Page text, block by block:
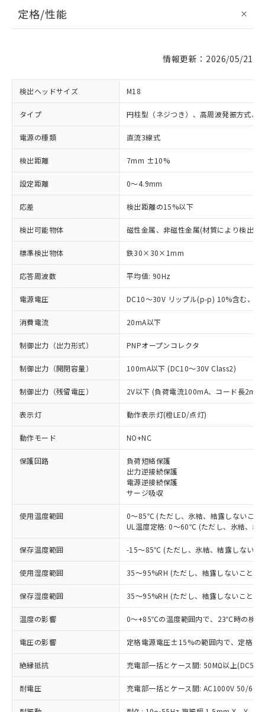
定格/性能
情報更新：2026/05/21
検出ヘッドサイズ M18
タイプ 円柱型（ネジつき）、高周波発振方式、
電源の種類 直流3線式
検出距離 7mm ±10%
設定距離 0～4.9mm
応差 検出距離の15%以下
検出可能物体 磁性金属、非磁性金属(材質により検出距
標準検出物体 鉄30×30×1mm
応答周波数 平均値: 90Hz
電源電圧 DC10～30V リップル(p-p) 10%含む、
消費電流 20mA以下
制御出力（出力形式） PNPオープンコレクタ
制御出力（開閉容量） 100mA以下 (DC10～30V Class2)
制御出力（残留電圧） 2V以下 (負荷電流100mA、コード長2m時
表示灯 動作表示灯(橙LED/点灯)
動作モード NO+NC
保護回路
負荷短絡保護
出力逆接続保護
電源逆接続保護
サージ吸収
使用温度範囲
0～85℃ (ただし、氷結、結露しないこと)
UL温度定格: 0～60℃ (ただし、氷結、結
保存温度範囲 -15～85℃ (ただし、氷結、結露しないこ
使用湿度範囲 35～95%RH (ただし、結露しないこと)
保存湿度範囲 35～95%RH (ただし、結露しないこと)
温度の影響 0～+85℃の温度範囲内で、23℃時の検
電圧の影響 定格電源電圧±15%の範囲内で、定格電
絶縁抵抗 充電部一括とケース間: 50MΩ以上
耐電圧 充電部一括とケース間: AC1000V 50/
ご利用条件
以下の条件をお読みいただき、同意のうえ
ご利用ください。
本サービスは、当社制御機器事業取扱
商品の当社在庫状況および標準価格
(税抜)を提供させていただくもので
当社制御機器事業取扱商品の中には、
本サービスの対象外となる商品もある
ことをご了承ください。
在庫状況および標準価格照会結果は、
記載している更新日時点での社内デー
※1 対応状況
対応済み：EU RoHS指令（10物質）の
非含有に対応した製品が提供可能な商品で
対応予定：EU RoHS指令（10物質）の非含
有に対応した製品に切り替える予定のある
商品です。
対応予定なし：EU RoHS指令（10物質）の
非含有に非対応の商品で、対応品を出す予
調査・確認中：EU RoHS指令（10物質）の
非含有の対応状況を調査中または確認中の
商品です。
非該当品：ライセンス料など無形物で、有
害物質有無と関係のない商品です。
いたものが、含有品と判明した場合などや
むを得ず変更することがあります。
*EU RoHS指令（10物質）：
※1 中国RoHS○×表
「○」：最大均質材料含有率が中国RoHSの
基準値以下であることを示します。
「×」：最大均質材料含有率が中国RoHSの
基準値を超えていることを示します。
為替および外国貿易法に定める商品
（以下｢規制貨物等」という）を輸出